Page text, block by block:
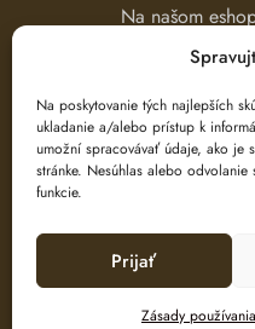
Na poskytovanie tých najlepších
ukladanie a/alebo prístup k
umožní spracovávať údaje, ako je
stránke. Nesúhlas alebo
funkcie.
Prijať
Zásady
Na našom
les a záhradu.
oblečenia,
spracovanie
náradie.